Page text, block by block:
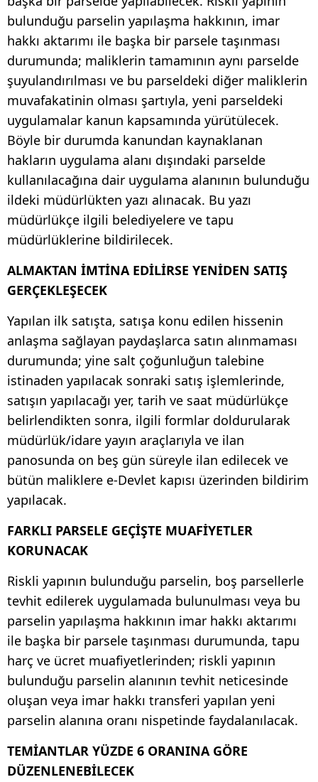
bulunduğu parselin yapılaşma hakkının, imar
hakkı aktarımı ile başka bir parsele taşınması
durumunda; maliklerin tamamının aynı parselde
şuyulandırılması ve bu parseldeki diğer maliklerin
muvafakatinin olması şartıyla, yeni parseldeki
uygulamalar kanun kapsamında yürütülecek.
Böyle bir durumda kanundan kaynaklanan
hakların uygulama alanı dışındaki parselde
kullanılacağına dair uygulama alanının bulunduğu
ildeki müdürlükten yazı alınacak. Bu yazı
müdürlükçe ilgili belediyelere ve tapu
müdürlüklerine bildirilecek.
ALMAKTAN İMTİNA EDİLİRSE YENİDEN SATIŞ
GERÇEKLEŞECEK
Yapılan ilk satışta, satışa konu edilen hissenin
anlaşma sağlayan paydaşlarca satın alınmaması
durumunda; yine salt çoğunluğun talebine
istinaden yapılacak sonraki satış işlemlerinde,
satışın yapılacağı yer, tarih ve saat müdürlükçe
belirlendikten sonra, ilgili formlar doldurularak
müdürlük/idare yayın araçlarıyla ve ilan
panosunda on beş gün süreyle ilan edilecek ve
bütün maliklere e-Devlet kapısı üzerinden bildirim
yapılacak.
FARKLI PARSELE GEÇİŞTE MUAFİYETLER
KORUNACAK
Riskli yapının bulunduğu parselin, boş parsellerle
tevhit edilerek uygulamada bulunulması veya bu
parselin yapılaşma hakkının imar hakkı aktarımı
ile başka bir parsele taşınması durumunda, tapu
harç ve ücret muafiyetlerinden; riskli yapının
bulunduğu parselin alanının tevhit neticesinde
oluşan veya imar hakkı transferi yapılan yeni
parselin alanına oranı nispetinde faydalanılacak.
TEMİANTLAR YÜZDE 6 ORANINA GÖRE
DÜZENLENEBİLECEK